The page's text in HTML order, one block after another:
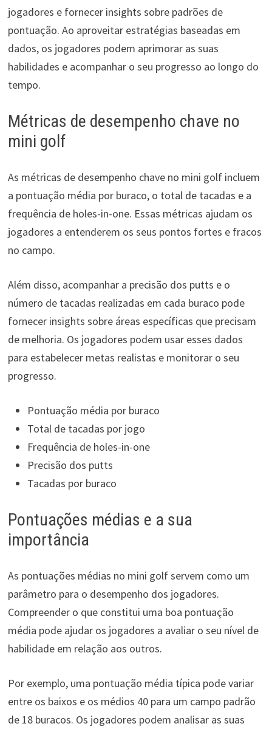
jogadores e fornecer insights sobre padrões de
pontuação. Ao aproveitar estratégias baseadas em
dados, os jogadores podem aprimorar as suas
habilidades e acompanhar o seu progresso ao longo do
tempo.
Métricas de desempenho chave no
mini golf
As métricas de desempenho chave no mini golf incluem
a pontuação média por buraco, o total de tacadas e a
frequência de holes-in-one. Essas métricas ajudam os
jogadores a entenderem os seus pontos fortes e fracos
no campo.
Além disso, acompanhar a precisão dos putts e o
número de tacadas realizadas em cada buraco pode
fornecer insights sobre áreas específicas que precisam
de melhoria. Os jogadores podem usar esses dados
para estabelecer metas realistas e monitorar o seu
progresso.
Pontuação média por buraco
Total de tacadas por jogo
Frequência de holes-in-one
Precisão dos putts
Tacadas por buraco
Pontuações médias e a sua
importância
As pontuações médias no mini golf servem como um
parâmetro para o desempenho dos jogadores.
Compreender o que constitui uma boa pontuação
média pode ajudar os jogadores a avaliar o seu nível de
habilidade em relação aos outros.
Por exemplo, uma pontuação média típica pode variar
entre os baixos e os médios 40 para um campo padrão
de 18 buracos. Os jogadores podem analisar as suas